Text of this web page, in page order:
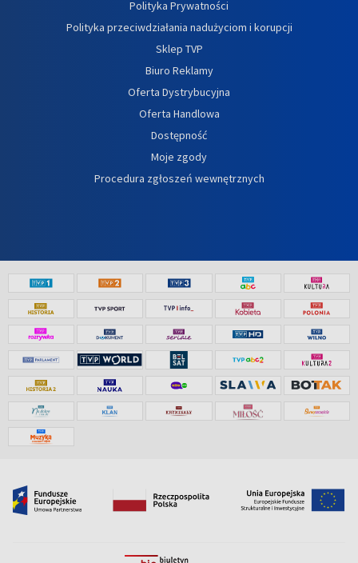
Polityka Prywatności
Polityka przeciwdziałania nadużyciom i korupcji
Sklep TVP
Biuro Reklamy
Oferta Dystrybucyjna
Oferta Handlowa
Dostępność
Moje zgody
Procedura zgłoszeń wewnętrznych